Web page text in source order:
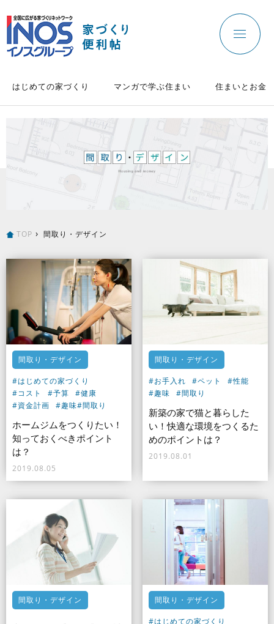
はじめての家づくり マンガで学ぶ住まい 住まいとお金
TOP 間取り・デザイン
間取り・デザイン
#はじめての家づくり
#コスト
#予算
#健康
#資金計画
#趣味#間取り
ホームジムをつくりたい！
知っておくべきポイント
は？
2019.08.05
間取り・デザイン
#お手入れ #ペット
#性能
#趣味
#間取り
新築の家で猫と暮らした
い！快適な環境をつくるた
めのポイントは？
2019.08.01
間取り・デザイン 間取り・デザイン
#はじめての家づくり